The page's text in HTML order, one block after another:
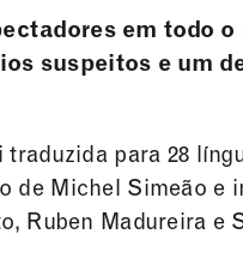
em todo o
suspeitos e um
para 28
de Michel Simeão e
Ruben Madureira e